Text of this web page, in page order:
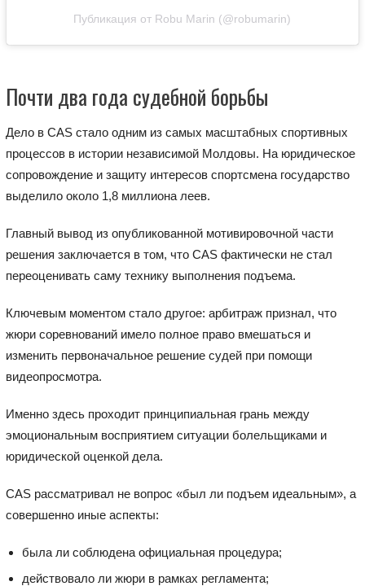
Публикация от Robu Marin (@robumarin)
Почти два года судебной борьбы
Дело в CAS стало одним из самых масштабных спортивных
процессов в истории независимой Молдовы. На юридическое
сопровождение и защиту интересов спортсмена государство
выделило около 1,8 миллиона леев.
Главный вывод из опубликованной мотивировочной части
решения заключается в том, что CAS фактически не стал
переоценивать саму технику выполнения подъема.
Ключевым моментом стало другое: арбитраж признал, что
жюри соревнований имело полное право вмешаться и
изменить первоначальное решение судей при помощи
видеопросмотра.
Именно здесь проходит принципиальная грань между
эмоциональным восприятием ситуации болельщиками и
юридической оценкой дела.
CAS рассматривал не вопрос «был ли подъем идеальным», а
совершенно иные аспекты:
была ли соблюдена официальная процедура;
действовало ли жюри в рамках регламента;